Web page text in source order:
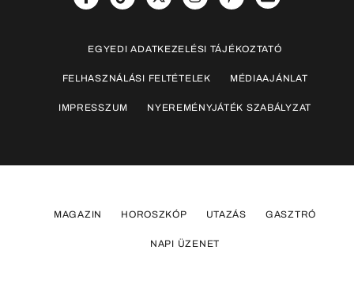
EGYEDI ADATKEZELÉSI TÁJÉKOZTATÓ
FELHASZNÁLÁSI FELTÉTELEK MÉDIAAJÁNLAT
IMPRESSZUM NYEREMÉNYJÁTÉK SZABÁLYZAT
MAGAZIN HOROSZKÓP UTAZÁS GASZTRÓ
NAPI ÜZENET